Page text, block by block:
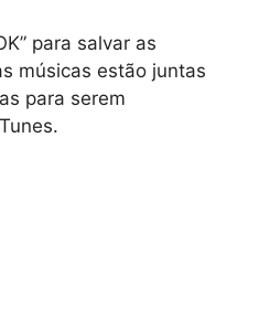
para salvar as
músicas estão juntas
para serem